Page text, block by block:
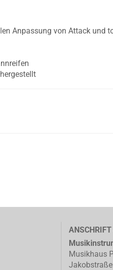
Anpassung von Attack und
Musikhaus